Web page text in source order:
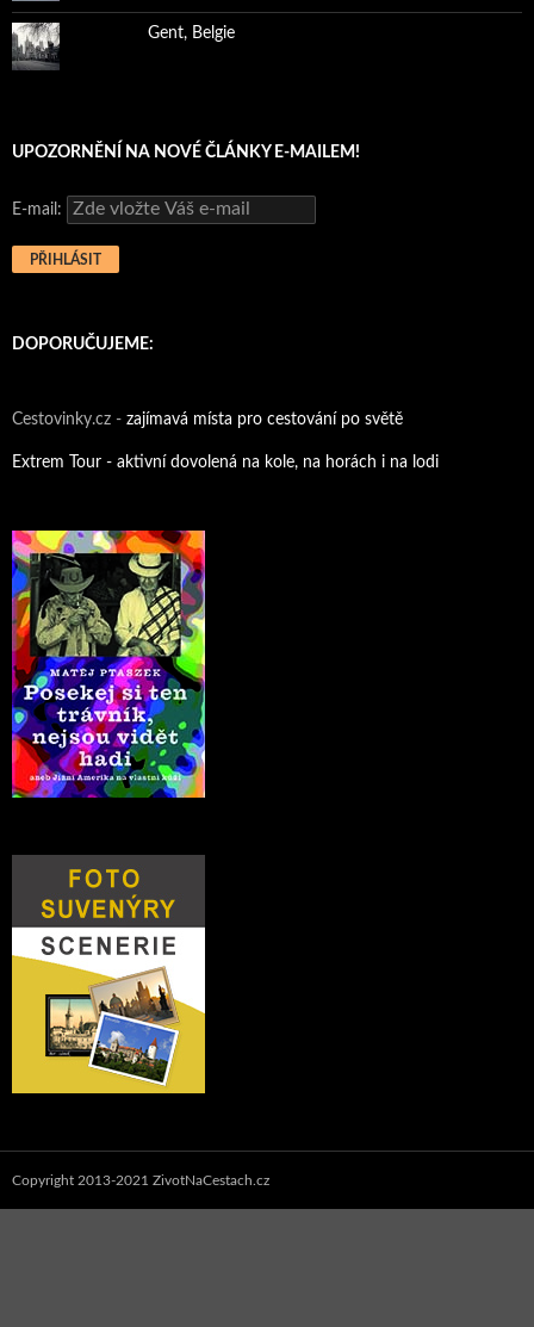
Gent, Belgie
UPOZORNĚNÍ NA NOVÉ ČLÁNKY E-MAILEM!
E-mail:
DOPORUČUJEME:
Cestovinky.cz - zajímavá místa pro cestování po světě
Extrem Tour - aktivní dovolená na kole, na horách i na lodi